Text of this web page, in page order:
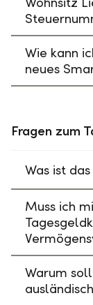
Wie kann
neues
Fragen zum
Was ist
Muss ich
Warum